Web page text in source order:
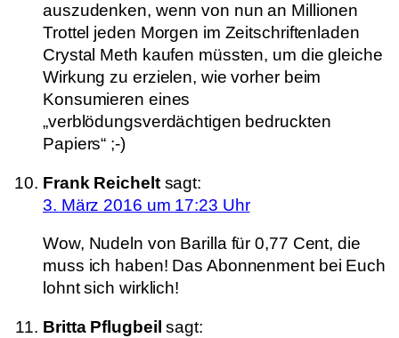
auszudenken, wenn von nun an Millionen
Trottel jeden Morgen im Zeitschriftenladen
Crystal Meth kaufen müssten, um die gleiche
Wirkung zu erzielen, wie vorher beim
Konsumieren eines
„verblödungsverdächtigen bedruckten
Papiers“ ;-)
Frank Reichelt sagt:
3. März 2016 um 17:23 Uhr
Wow, Nudeln von Barilla für 0,77 Cent, die
muss ich haben! Das Abonnenment bei Euch
lohnt sich wirklich!
Britta Pflugbeil sagt: